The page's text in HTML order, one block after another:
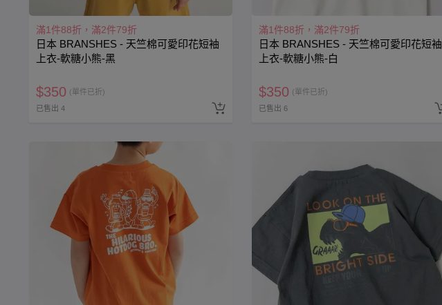
滿1件88折，滿2件79折
日本 BRANSHES - 天竺棉可愛印花短袖
上衣-軟糖小熊-黑
$350 (單件已折)
已售出 4
滿1件88折，滿2件79折
日本 BRANSHES - 天竺棉可愛印花短袖
上衣-軟糖小熊-白
$350 (單件已折)
已售出 6